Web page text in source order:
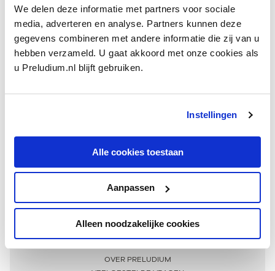
We delen deze informatie met partners voor sociale
media, adverteren en analyse. Partners kunnen deze
gegevens combineren met andere informatie die zij van u
hebben verzameld. U gaat akkoord met onze cookies als
u Preludium.nl blijft gebruiken.
Instellingen
Alle cookies toestaan
Aanpassen
Alleen noodzakelijke cookies
Meer informatie
OVER PRELUDIUM